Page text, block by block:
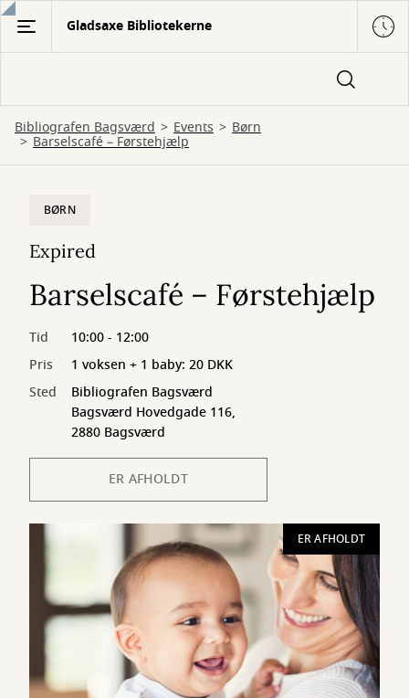
Gå
hovedindhold
Gladsaxe Bibliotekerne
Bibliografen Bagsværd Events Børn
Barselscafé – Førstehjælp
ER AFHOLDT
BØRN
Expired
Barselscafé – Førstehjælp
Tid
10:00 - 12:00
Pris
1 voksen + 1 baby: 20 DKK
Sted
Bibliografen Bagsværd
Bagsværd Hovedgade 116,
2880 Bagsværd
ER AFHOLDT